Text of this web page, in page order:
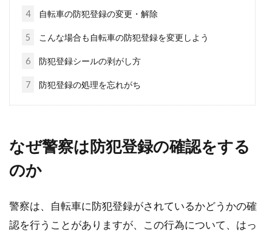
害と対策について
1万円ほどで買えるママチャリと違い、ロード
バイクは最低でも10万円ほどする高級車です。
それぞ...
録どうするの？
が買え...
4 自転車の防犯登録の変更・解除
5 こんな場合も自転車の防犯登録を変更しよう
6 防犯登録シールの剥がし方
7 防犯登録の処理を忘れがち
なぜ警察は防犯登録の確認をする
のか
警察は、自転車に防犯登録がされているかどうかの確
認を行うことがありますが、この行為について、はっ